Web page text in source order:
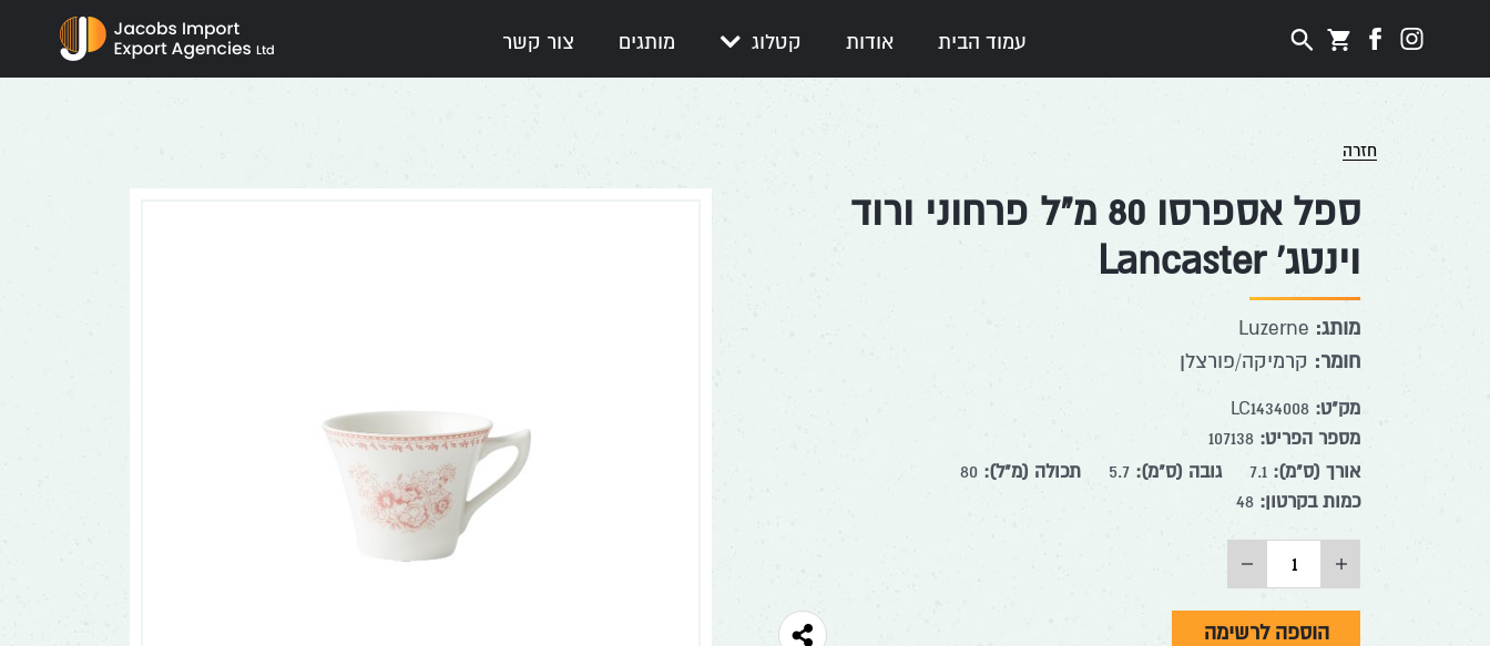
יעקב לעמוד
עמוד הבית אודות קטלוג מותגים צור קשר
חזרה
ספל אספרסו 80 מ"ל פרחוני ורוד
וינטג' Lancaster
מותג: Luzerne
חומר: קרמיקה/פורצלן
מק"ט: LC1434008
מספר הפריט: 107138
אורך (ס"מ): 7.1 גובה (ס"מ): 5.7 תכולה (מ"ל): 80
כמות בקרטון: 48
הוסף
מוצר
החסר
מוצר
הוספה לרשימה